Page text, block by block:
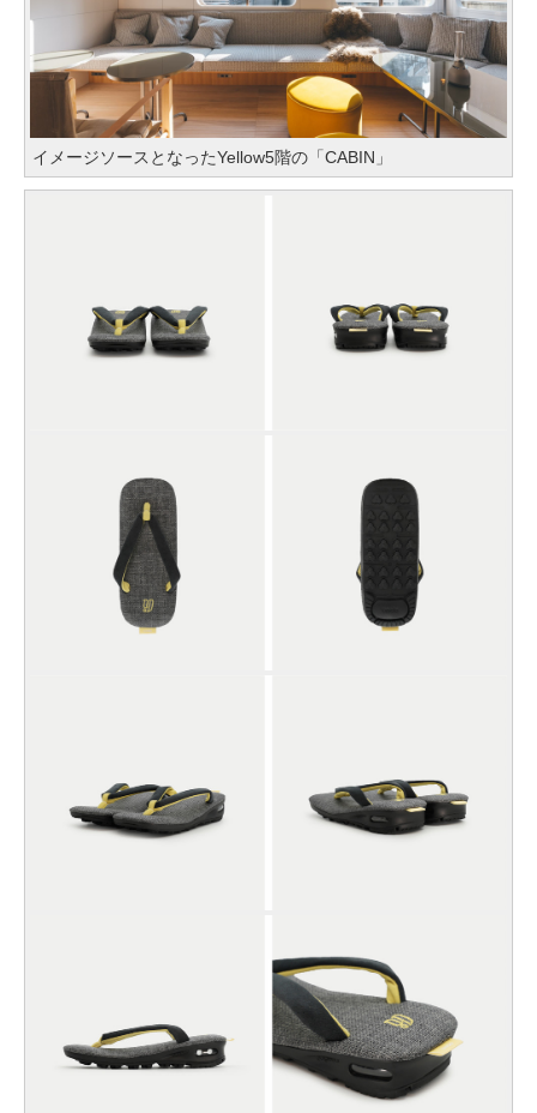
イメージソースとなったYellow5階の「CABIN」